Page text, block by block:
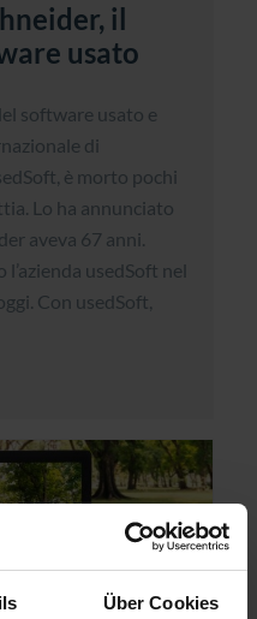
Über Cookies
il
usato
software usato e
di
è morto pochi
Lo ha annunciato
aveva 67 anni.
usedSoft nel
Con usedSoft,